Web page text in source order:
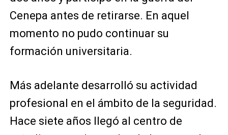
Cenepa antes de retirarse. En aquel
momento no pudo continuar su
formación universitaria.
Más adelante desarrolló su actividad
profesional en el ámbito de la seguridad.
Hace siete años llegó al centro de